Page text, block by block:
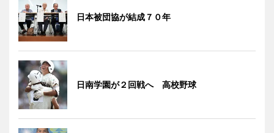
日本被団協が結成７０年
日南学園が２回戦へ 高校野球